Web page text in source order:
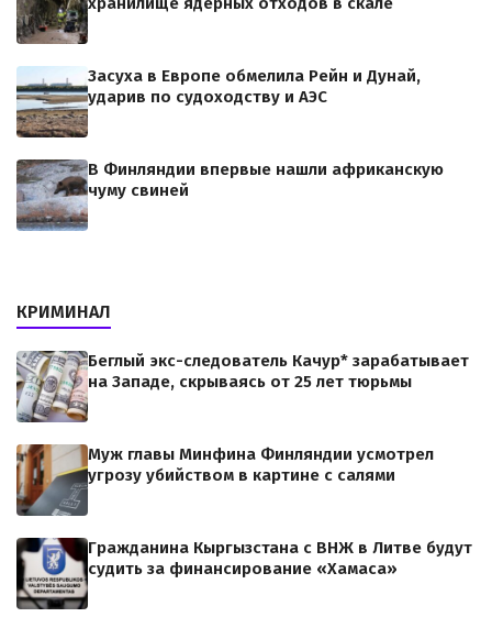
Засуха в Европе обмелила Рейн и Дунай,
ударив по судоходству и АЭС
В Финляндии впервые нашли африканскую
чуму свиней
КРИМИНАЛ
Беглый экс-следователь Качур* зарабатывает
на Западе, скрываясь от 25 лет тюрьмы
Муж главы Минфина Финляндии усмотрел
угрозу убийством в картине с салями
Гражданина Кыргызстана с ВНЖ в Литве будут
судить за финансирование «Хамаса»